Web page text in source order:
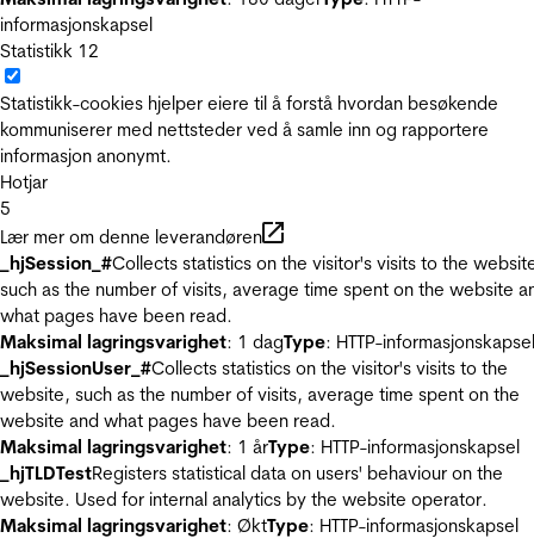
informasjonskapsel
Statistikk 12
Statistikk-cookies hjelper eiere til å forstå hvordan besøkende
kommuniserer med nettsteder ved å samle inn og rapportere
informasjon anonymt.
Hotjar
5
Lær mer om denne leverandøren
_hjSession_#Collects statistics on the visitor's visits to the
such as the number of visits, average time spent on the website
what pages have been read.
Maksimal lagringsvarighet: 1 dagType: HTTP-informasjonskapsel
_hjSessionUser_#Collects statistics on the visitor's visits to the
website, such as the number of visits, average time spent on the
website and what pages have been read.
Maksimal lagringsvarighet: 1 årType: HTTP-informasjonskapsel
_hjTLDTestRegisters statistical data on users' behaviour on the
website. Used for internal analytics by the website operator.
Maksimal lagringsvarighet: ØktType: HTTP-informasjonskapsel